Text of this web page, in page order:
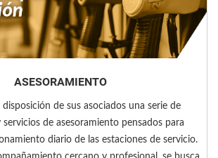
ASESORAMIENTO
disposición de sus asociados una serie de
servicios de asesoramiento pensados para
diario de las estaciones de servicio.